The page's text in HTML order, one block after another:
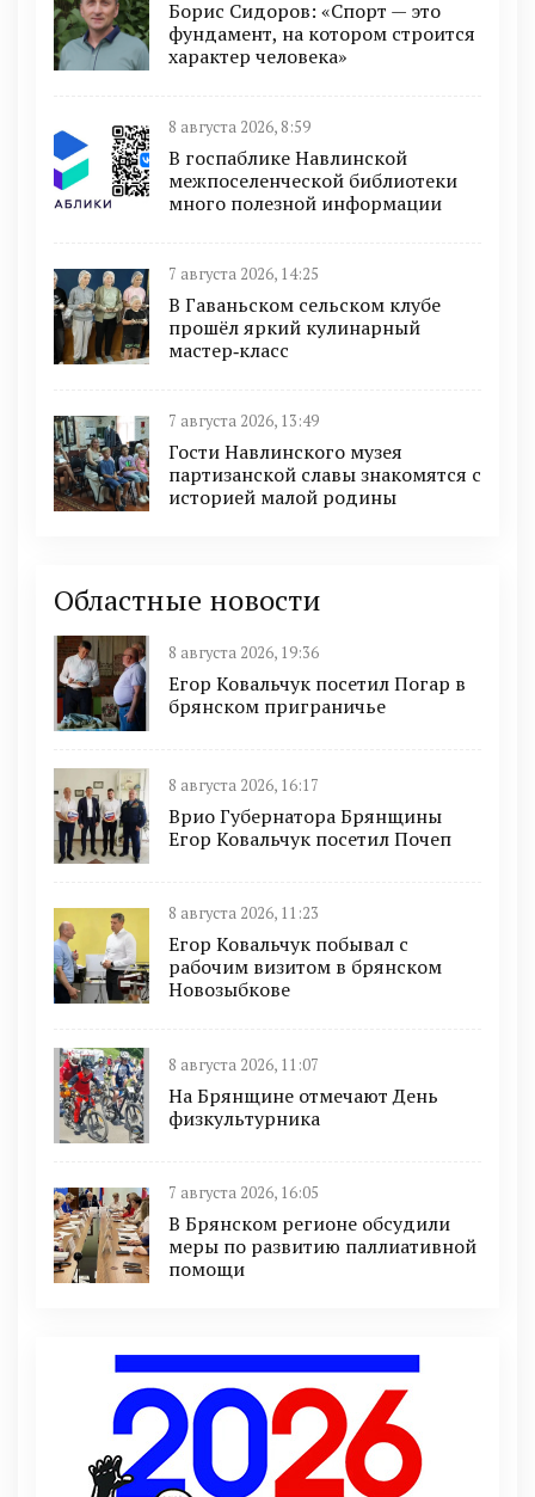
Борис Сидоров: «Спорт — это
фундамент, на котором строится
характер человека»
8 августа 2026, 8:59
В госпаблике Навлинской
межпоселенческой библиотеки
много полезной информации
7 августа 2026, 14:25
В Гаваньском сельском клубе
прошёл яркий кулинарный
мастер‑класс
7 августа 2026, 13:49
Гости Навлинского музея
партизанской славы знакомятся с
историей малой родины
Областные новости
8 августа 2026, 19:36
Егор Ковальчук посетил Погар в
брянском приграничье
8 августа 2026, 16:17
Врио Губернатора Брянщины
Егор Ковальчук посетил Почеп
8 августа 2026, 11:23
Егор Ковальчук побывал с
рабочим визитом в брянском
Новозыбкове
8 августа 2026, 11:07
На Брянщине отмечают День
физкультурника
7 августа 2026, 16:05
В Брянском регионе обсудили
меры по развитию паллиативной
помощи